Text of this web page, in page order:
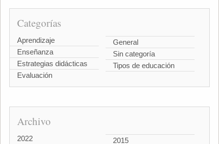
Categorías
Aprendizaje
Enseñanza
Estrategias didácticas
Evaluación
General
Sin categoría
Tipos de educación
Archivo
2022 2015